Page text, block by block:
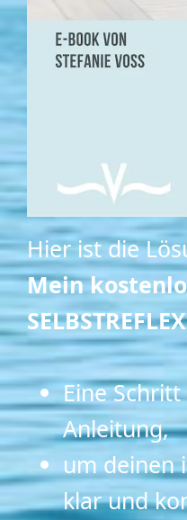
Hier ist die
Mein
Eine
Anleitung,
um deinen
klar und